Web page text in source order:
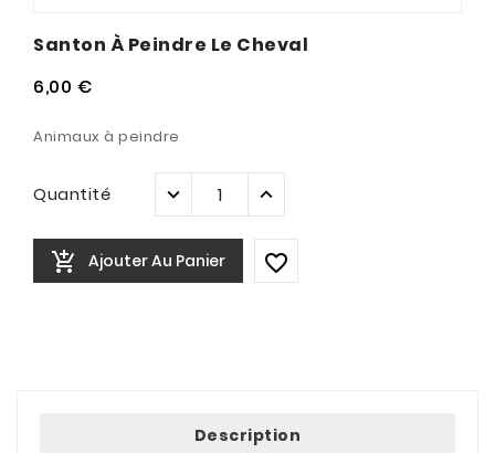
Santon À Peindre Le Cheval
6,00 €
Animaux à peindre
Quantité
 Ajouter Au Panier 
Description